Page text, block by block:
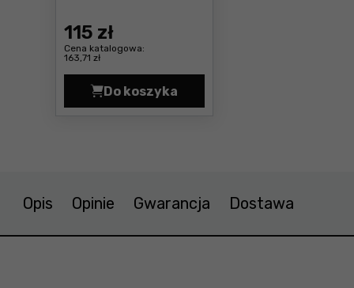
115 zł
Cena katalogowa:
163,71 zł
Do koszyka
Pistolet uszczelniający Wolfcraft
Opis Opinie Gwarancja Dostawa